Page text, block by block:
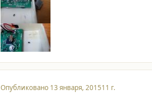
Опубликовано 13 января, 201511 г.